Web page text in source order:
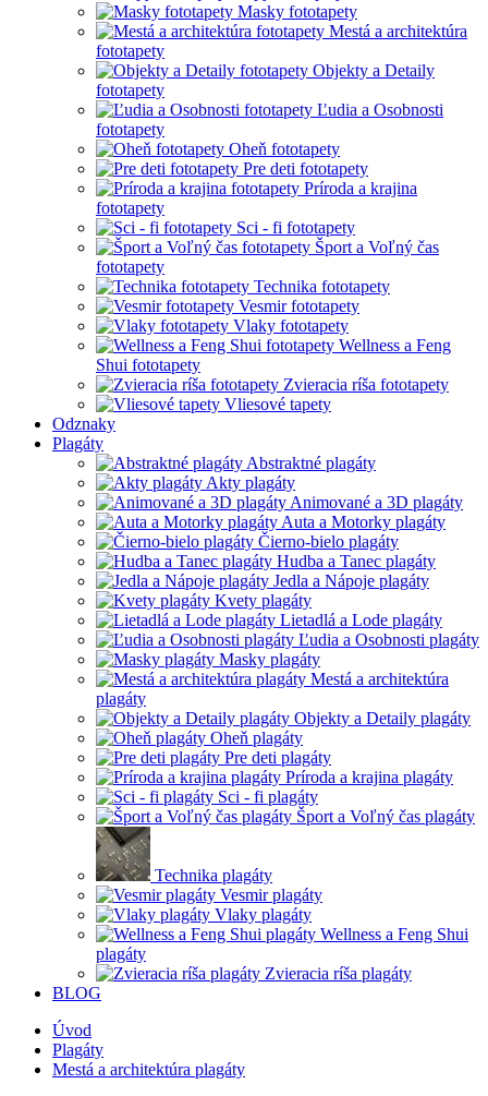
Masky fototapety
Mestá a architektúra
fototapety
Objekty a Detaily
fototapety
Ľudia a Osobnosti
fototapety
Oheň fototapety
Pre deti fototapety
Príroda a krajina
fototapety
Sci - fi fototapety
Šport a Voľný čas
fototapety
Technika fototapety
Vesmir fototapety
Vlaky fototapety
Wellness a Feng
Shui fototapety
Zvieracia ríša fototapety
Vliesové tapety
Odznaky
Plagáty
Abstraktné plagáty
Akty plagáty
Animované a 3D plagáty
Auta a Motorky plagáty
Čierno-bielo plagáty
Hudba a Tanec plagáty
Jedla a Nápoje plagáty
Kvety plagáty
Lietadlá a Lode plagáty
Ľudia a Osobnosti plagáty
Masky plagáty
Mestá a architektúra
plagáty
Objekty a Detaily plagáty
Oheň plagáty
Pre deti plagáty
Príroda a krajina plagáty
Sci - fi plagáty
Šport a Voľný čas plagáty
Technika plagáty
Vesmir plagáty
Vlaky plagáty
Wellness a Feng Shui
plagáty
Zvieracia ríša plagáty
BLOG
Úvod
Plagáty
Mestá a architektúra plagáty